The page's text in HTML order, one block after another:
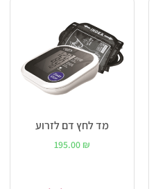
מד לחץ דם לזרוע
195.00 ₪